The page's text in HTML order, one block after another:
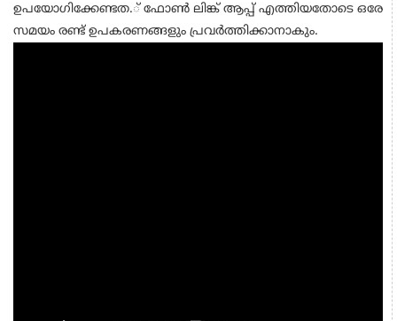
ഉപയോഗിക്കേണ്ടത.് ഫോണ്‍ ലിങ്ക് ആപ്പ് എത്തിയതോടെ ഒരേ
സമയം രണ്ട് ഉപകരണങ്ങളും പ്രവര്‍ത്തിക്കാനാകും.